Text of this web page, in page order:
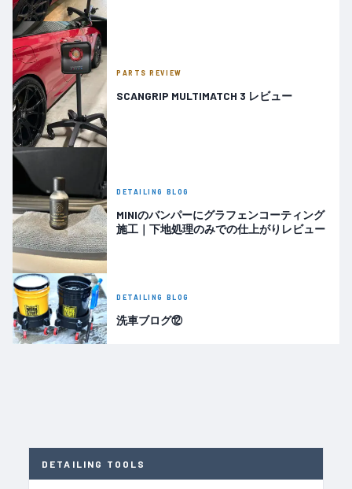
PARTS REVIEW
SCANGRIP MULTIMATCH 3 レビュー
DETAILING BLOG
MINIのバンパーにグラフェンコーティング
施工｜下地処理のみでの仕上がりレビュー
DETAILING BLOG
洗車ブログ⑫
DETAILING TOOLS